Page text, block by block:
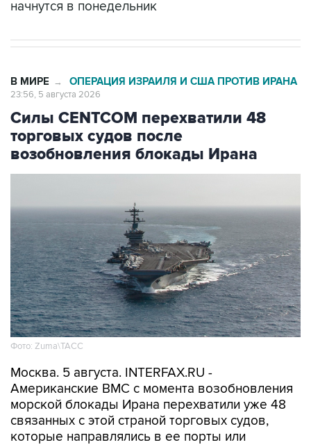
Силы CENTCOM перехватили 48
торговых судов после
возобновления блокады Ирана
Фото: Zuma\ТАСС
Москва. 5 августа. INTERFAX.RU -
морской блокады Ирана перехватили уже 48
связанных с этой страной торговых судов,
которые направлялись в ее порты или
выходили из них, сообщило в среду
Центральное командование ВС США на